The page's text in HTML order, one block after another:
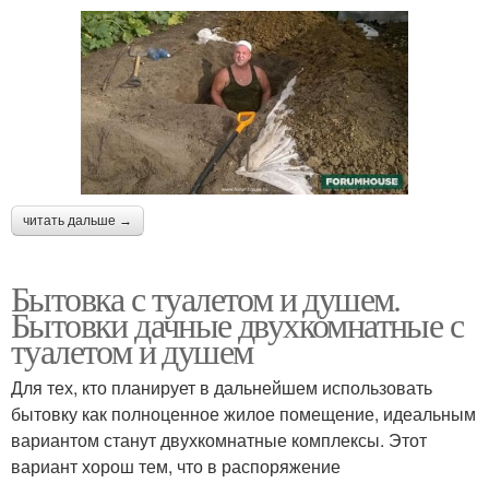
читать дальше →
Бытовка с туалетом и душем.
Бытовки дачные двухкомнатные с
туалетом и душем
Для тех, кто планирует в дальнейшем использовать
бытовку как полноценное жилое помещение, идеальным
вариантом станут двухкомнатные комплексы. Этот
вариант хорош тем, что в распоряжение